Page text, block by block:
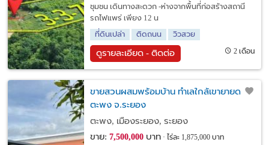
ชุมชน เดินทางสะดวก -ห่างจากพื้นที่ก่อสร้างสถานี
รถไฟแพร่ เพียง 12 น
ที่ดินเปล่า
ติดถนน วิวสวย
ดูรายละเอียด - ติดต่อ 2 เดือน
ขายสวนผสมพร้อมบ้าน ทำเลใกล้เขายายดา
ตะพง จ.ระยอง
ตะพง, เมืองระยอง, ระยอง
ขาย: 7,500,000บาท ไร่ละ 1,875,000 บาท